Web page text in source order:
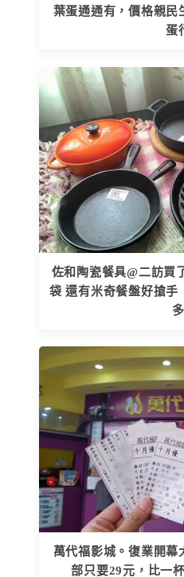
葉蛋通通有，價格親民
蛋
佐和陶瓷餐具@二訪買
袋 還有米奇餐盤好搶手
多
萬代福影城。復業開幕
部只要29元，比一